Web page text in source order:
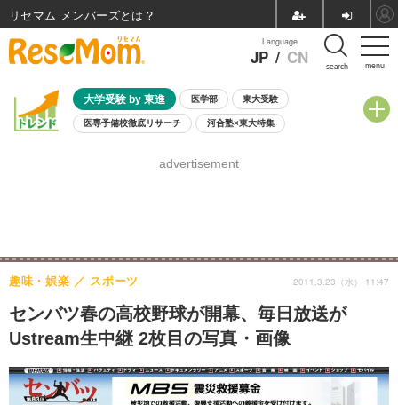
menu
Language
JP / CN search
大学受験 by 東進 医学部 東大受験
医専予備校徹底リサーチ 河合塾×東大特集
8月開催学校説明会・相談会
advertisement
センバツ春の高校野球が開幕、毎日放送が
Ustream生中継 2枚目の写真・画像
趣味・娯楽 スポーツ 2011.3.23（水） 11:47
リセマム メンバーズ